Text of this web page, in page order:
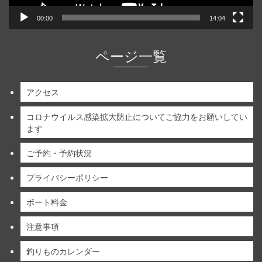
00:00 14:04
ページ一覧
アクセス
コロナウイルス感染拡大防止についてご協力をお願いしてい
ます
ご予約・予約状況
プライバシーポリシー
ボート料金
注意事項
釣りものカレンダー